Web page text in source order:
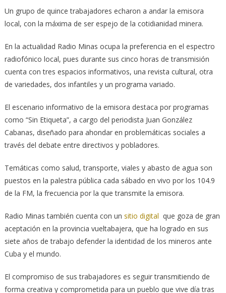
Un grupo de quince trabajadores echaron a andar la emisora
local, con la máxima de ser espejo de la cotidianidad minera.
En la actualidad Radio Minas ocupa la preferencia en el espectro
radiofónico local, pues durante sus cinco horas de transmisión
cuenta con tres espacios informativos, una revista cultural, otra
de variedades, dos infantiles y un programa variado.
El escenario informativo de la emisora destaca por programas
como “Sin Etiqueta”, a cargo del periodista Juan González
Cabanas, diseñado para ahondar en problemáticas sociales a
través del debate entre directivos y pobladores.
Temáticas como salud, transporte, viales y abasto de agua son
puestos en la palestra pública cada sábado en vivo por los 104.9
de la FM, la frecuencia por la que transmite la emisora.
Radio Minas también cuenta con un sitio digital que goza de gran
aceptación en la provincia vueltabajera, que ha logrado en sus
siete años de trabajo defender la identidad de los mineros ante
Cuba y el mundo.
El compromiso de sus trabajadores es seguir transmitiendo de
forma creativa y comprometida para un pueblo que vive día tras